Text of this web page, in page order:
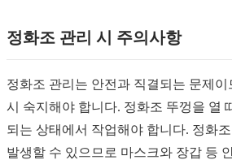
정화조 관리 시 주의사항
정화조 관리는 안전과 직결되는 문제
시 숙지해야 합니다. 정화조 뚜껑을 열
되는 상태에서 작업해야 합니다. 정화
발생할 수 있으므로 마스크와 장갑 등